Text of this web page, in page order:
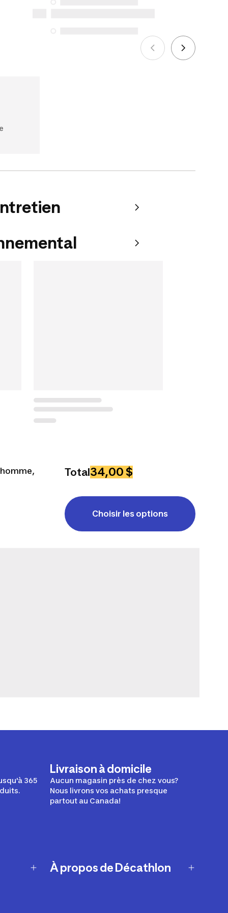
effectués à compter du 5 octobre 2025.
Total34,00 $
Choisir les options
365
Livraison à domicile
Aucun magasin près de chez vous?
Nous livrons vos achats presque
partout au Canada!
À propos de Décathlon